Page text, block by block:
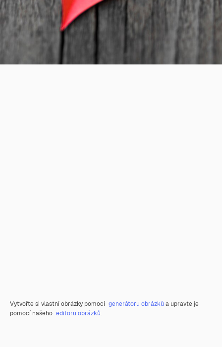
Vytvořte si vlastní obrázky pomocí generátoru obrázků a upravte je
pomocí našeho editoru obrázků.